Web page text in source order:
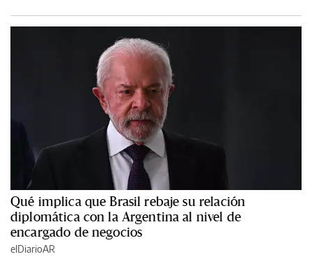
Qué implica que Brasil rebaje su relación
diplomática con la Argentina al nivel de
encargado de negocios
elDiarioAR